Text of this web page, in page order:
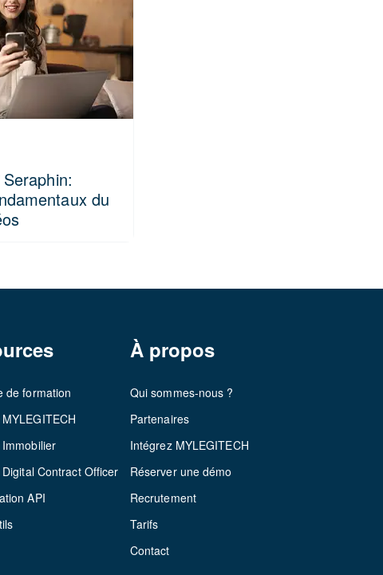
du
de formation
Contract Officer
API
À propos
Qui sommes-nous ?
Partenaires
Intégrez MYLEGITECH
Réserver une démo
Recrutement
Tarifs
Contact